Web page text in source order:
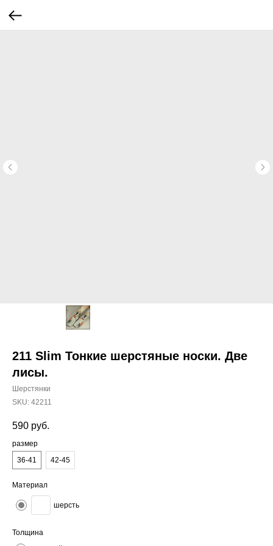
211 Slim Тонкие шерстяные носки. Две
лисы.
Шерстянки
SKU: 42211
590 руб.
размер
36-41
42-45
Материал
шерсть
Толщина